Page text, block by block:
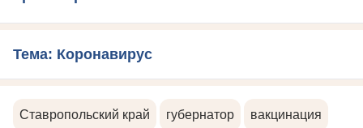
Тема: Коронавирус
Ставропольский край губернатор вакцинация